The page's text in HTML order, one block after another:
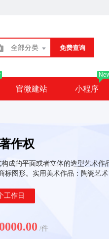
全部分类 免费查询
官微建站 小程序
作权
成的平面或者立体的造型艺术作
图形。实用美术作品：陶瓷艺术
工作日
/件